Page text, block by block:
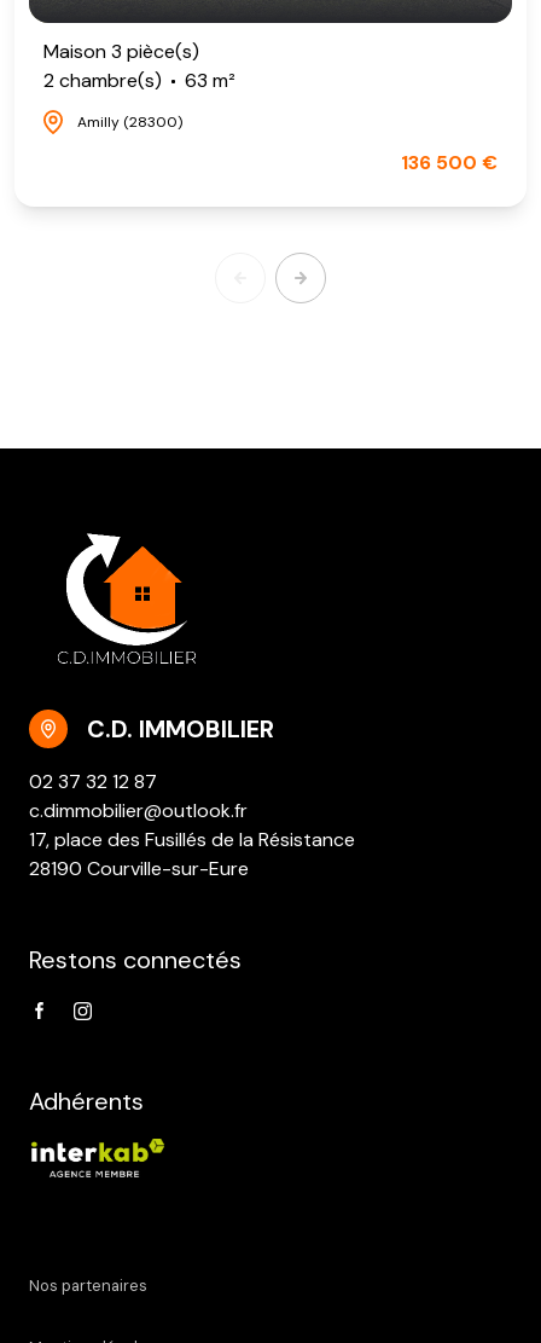
Maison 3 pièce(s)
2 chambre(s)
63 m²
Amilly (28300)
136 500 €
C.D. IMMOBILIER
02 37 32 12 87
c.dimmobilier@outlook.fr
17, place des Fusillés de la Résistance
28190 Courville-sur-Eure
Restons connectés
Adhérents
Nos partenaires